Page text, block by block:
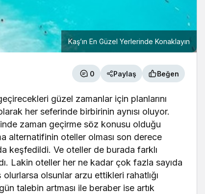
Kaş’ın En Güzel Yerlerinde Konaklayın
0 Paylaş Beğen
güzel zamanlar için planlarını
her seferinde birbirinin aynısı oluyor.
zaman geçirme söz konusu olduğu
alternatifinin oteller olması son derece
keşfedildi. Ve oteller de burada farklı
Lakin oteller her ne kadar çok fazla sayıda
olsunlar arzu ettikleri rahatlığı
talebin artması ile beraber ise artık